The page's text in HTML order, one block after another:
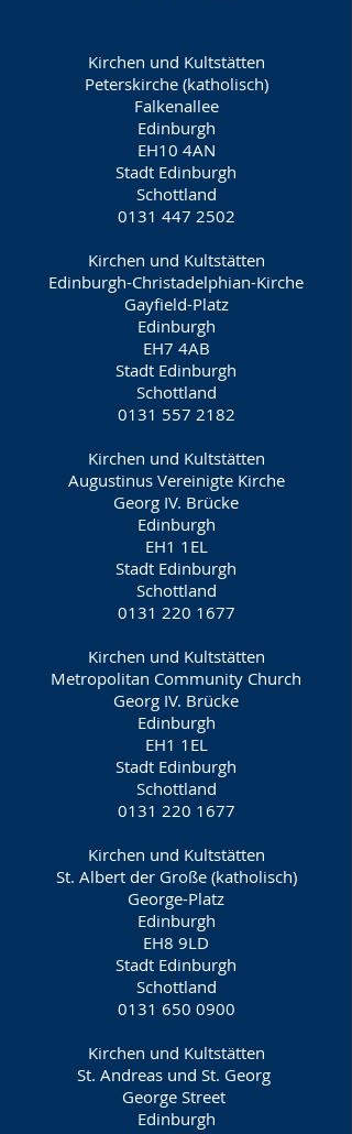
Kirchen und Kultstätten
Peterskirche (katholisch)
Falkenallee
Edinburgh
EH10 4AN
Stadt Edinburgh
Schottland
0131 447 2502
Kirchen und Kultstätten
Edinburgh-Christadelphian-Kirche
Gayfield-Platz
Edinburgh
EH7 4AB
Stadt Edinburgh
Schottland
0131 557 2182
Kirchen und Kultstätten
Augustinus Vereinigte Kirche
Georg IV. Brücke
Edinburgh
EH1 1EL
Stadt Edinburgh
Schottland
0131 220 1677
Kirchen und Kultstätten
Metropolitan Community Church
Georg IV. Brücke
Edinburgh
EH1 1EL
Stadt Edinburgh
Schottland
0131 220 1677
Kirchen und Kultstätten
St. Albert der Große (katholisch)
George-Platz
Edinburgh
EH8 9LD
Stadt Edinburgh
Schottland
0131 650 0900
Kirchen und Kultstätten
St. Andreas und St. Georg
George Street
Edinburgh